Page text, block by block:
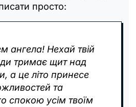
просто:
ангела! Нехай твій
тримає щит над
а це літо принесе
та
спокою усім твоїм